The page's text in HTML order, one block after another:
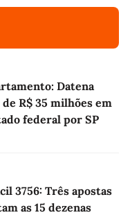
Datena
R$ 35 milhões em
federal por SP
3756: Três apostas
as 15 dezenas